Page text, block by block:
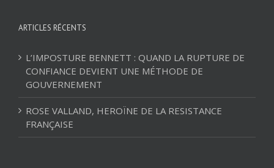
ARTICLES RÉCENTS
L’IMPOSTURE BENNETT : QUAND LA RUPTURE DE
CONFIANCE DEVIENT UNE MÉTHODE DE
GOUVERNEMENT
ROSE VALLAND, HEROÏNE DE LA RESISTANCE
FRANÇAISE